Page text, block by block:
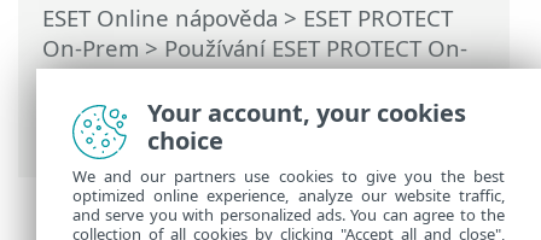
ESET Online nápověda > ESET PROTECT
On-Prem>Používání ESET PROTECT On-
Prem>Hlavní menu ESET PROTECT On-
Prem>Další> Certifikáty >Klientské
certifikáty > Zobrazit zamítnuté
Your account, your cookies
choice
We and our partners use cookies to give you the best
optimized online experience, analyze our website traffic,
and serve you with personalized ads. You can agree to the
collection of all cookies by clicking "Accept all and close",